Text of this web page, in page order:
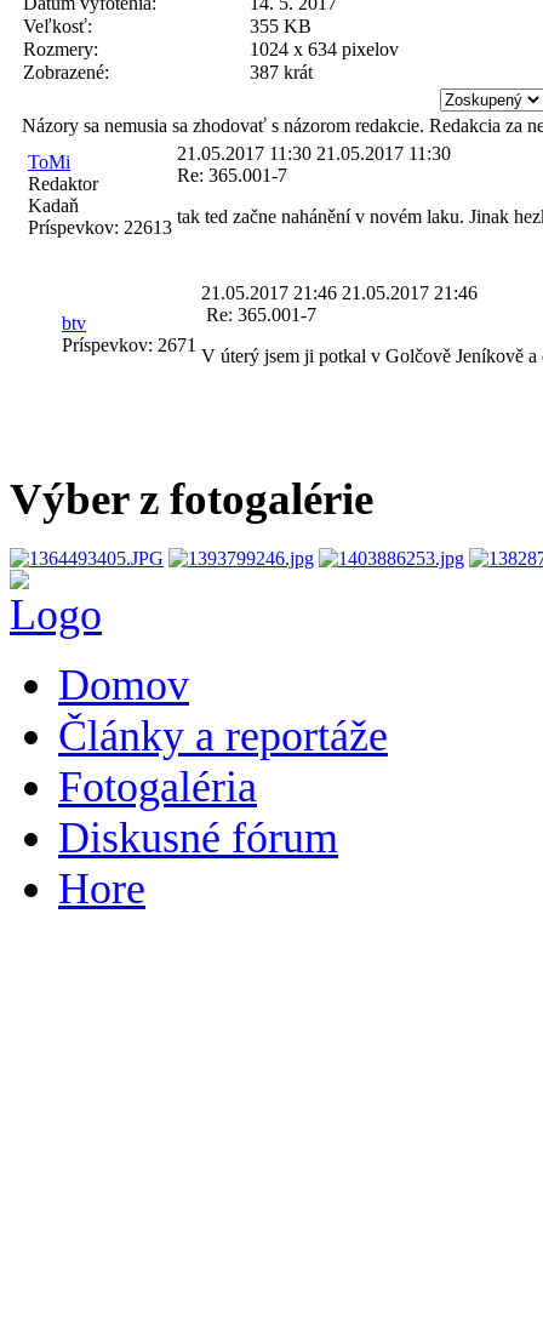
Veľkosť:
355 KB
Rozmery:
1024 x 634 pixelov
Zobrazené:
387 krát
Názory sa nemusia sa zhodovať s názorom redakcie. Redakcia za
ToMi
Redaktor
Kadaň
Príspevkov: 22613
21.05.2017 11:30 21.05.2017 11:30
Re: 365.001-7
tak ted začne nahánění v novém laku. Jinak
btv
Príspevkov: 2671
21.05.2017 21:46 21.05.2017 21:46
Re: 365.001-7
V úterý jsem ji potkal v Golčově Jeníkově
Výber z fotogalérie
Domov
Články a reportáže
Fotogaléria
Diskusné fórum
Hore